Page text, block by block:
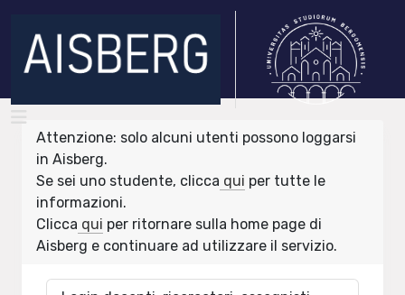
Attenzione: solo alcuni utenti possono loggarsi
in Aisberg.
Se sei uno studente, clicca qui per tutte le
informazioni.
Clicca qui per ritornare sulla home page di
Aisberg e continuare ad utilizzare il servizio.